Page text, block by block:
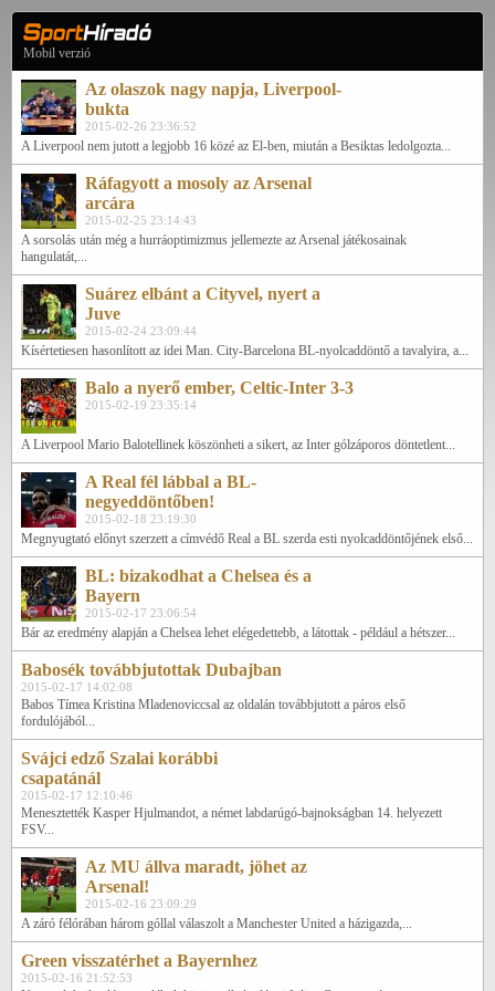
Mobil verzió
Az olaszok nagy napja, Liverpool-
bukta
2015-02-26 23:36:52
A Liverpool nem jutott a legjobb 16 közé az El-ben, miután a Besiktas ledolgozta...
Ráfagyott a mosoly az Arsenal
arcára
2015-02-25 23:14:43
A sorsolás után még a hurráoptimizmus jellemezte az Arsenal játékosainak
hangulatát,...
Suárez elbánt a Cityvel, nyert a
Juve
2015-02-24 23:09:44
Kísértetiesen hasonlított az idei Man. City-Barcelona BL-nyolcaddöntő a tavalyira, a...
Balo a nyerő ember, Celtic-Inter 3-3
2015-02-19 23:35:14
A Liverpool Mario Balotellinek köszönheti a sikert, az Inter gólzáporos döntetlent...
A Real fél lábbal a BL-
negyeddöntőben!
2015-02-18 23:19:30
Megnyugtató előnyt szerzett a címvédő Real a BL szerda esti nyolcaddöntőjének első...
BL: bizakodhat a Chelsea és a
Bayern
2015-02-17 23:06:54
Bár az eredmény alapján a Chelsea lehet elégedettebb, a látottak - például a hétszer...
Babosék továbbjutottak Dubajban
2015-02-17 14:02:08
Babos Tímea Kristina Mladenoviccsal az oldalán továbbjutott a páros első
fordulójából...
Svájci edző Szalai korábbi
csapatánál
2015-02-17 12:10:46
Menesztették Kasper Hjulmandot, a német labdarúgó-bajnokságban 14. helyezett
FSV...
Az MU állva maradt, jöhet az
Arsenal!
2015-02-16 23:09:29
A záró félórában három góllal válaszolt a Manchester United a házigazda,...
Green visszatérhet a Bayernhez
2015-02-16 21:52:53